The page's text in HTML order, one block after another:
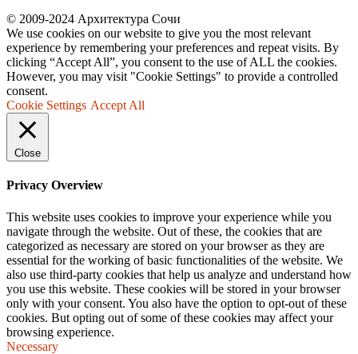
© 2009-2024 Архитектура Сочи
We use cookies on our website to give you the most relevant
experience by remembering your preferences and repeat visits. By
clicking “Accept All”, you consent to the use of ALL the cookies.
However, you may visit "Cookie Settings" to provide a controlled
consent.
Cookie Settings Accept All
Close
Privacy Overview
This website uses cookies to improve your experience while you
navigate through the website. Out of these, the cookies that are
categorized as necessary are stored on your browser as they are
essential for the working of basic functionalities of the website. We
also use third-party cookies that help us analyze and understand how
you use this website. These cookies will be stored in your browser
only with your consent. You also have the option to opt-out of these
cookies. But opting out of some of these cookies may affect your
browsing experience.
Necessary